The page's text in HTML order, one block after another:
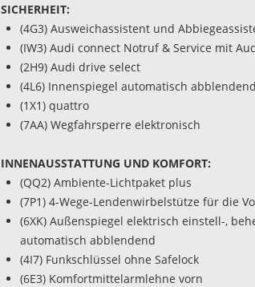
SICHERHEIT:
(4G3) Ausweichassistent und
(IW3) Audi connect Notruf & Service mit
(2H9) Audi drive select
(4L6) Innenspiegel automatisch abblendend
(1X1) quattro
(7AA) Wegfahrsperre elektronisch
INNENAUSSTATTUNG UND KOMFORT:
(QQ2) Ambiente-Lichtpaket plus
(7P1) 4-Wege-Lendenwirbelstütze für die
(6XK) Außenspiegel elektrisch einstell-,
automatisch abblendend
(4I7) Funkschlüssel ohne Safelock
(6E3) Komfortmittelarmlehne vorn